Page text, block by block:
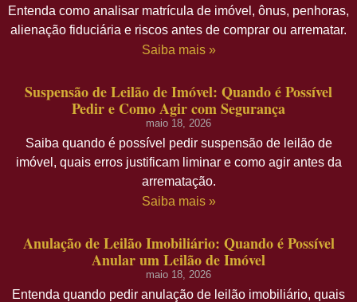
Entenda como analisar matrícula de imóvel, ônus, penhoras,
alienação fiduciária e riscos antes de comprar ou arrematar.
Saiba mais »
Suspensão de Leilão de Imóvel: Quando é Possível
Pedir e Como Agir com Segurança
maio 18, 2026
Saiba quando é possível pedir suspensão de leilão de
imóvel, quais erros justificam liminar e como agir antes da
arrematação.
Saiba mais »
Anulação de Leilão Imobiliário: Quando é Possível
Anular um Leilão de Imóvel
maio 18, 2026
Entenda quando pedir anulação de leilão imobiliário, quais